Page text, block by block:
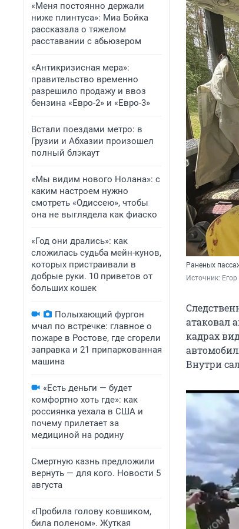
«Меня постоянно держали
ниже плинтуса»: Миа Бойка
рассказала о тяжелом
расставании с абьюзером
«Антикризисная мера»:
правительство временно
разрешило продажу и ввоз
бензина «Евро-2» и «Евро-3»
Встали поездами метро: в
Грузии и Абхазии произошел
полный блэкаут
«Мы видим нового Нолана»: с
каким настроем нужно
смотреть «Одиссею», чтобы
она не выглядела как фиаско
«Год они дрались»: как
сложилась судьба мейн-кунов,
которых пристраивали в
добрые руки. 10 приветов от
больших кошек
Полыхающий фургон
мчал по встречке: главное о
пожаре в Ростове, где сгорели
заправка и 21 припаркованная
машина
«Есть деньги — будет
комфортно хоть где»: как
россиянка уехала в США и
почему прилетает за
медициной на родину
Смертную казнь предложили
вернуть — для кого. Новости 5
августа
«Пробила голову ковшиком,
била поленом». Жуткая
Раненых
Источник:
атаковал
кадрах
Внутри